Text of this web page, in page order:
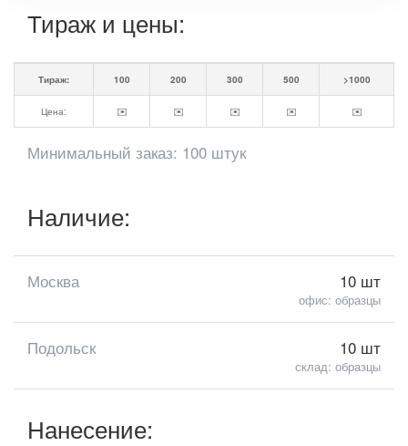
Тираж и цены:
Тираж: 100 200 300 500 >1000
Цена: ✉️ ✉️ ✉️ ✉️ ✉️
Минимальный заказ: 100 штук
Наличие:
Москва 10 шт
офис: образцы
Подольск 10 шт
склад: образцы
Нанесение: